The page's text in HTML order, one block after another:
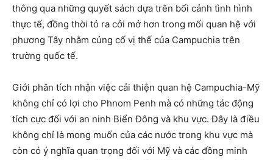
thông qua những quyết sách dựa trên bối cảnh tình hình
thực tế, đồng thời tỏ ra cởi mở hơn trong mối quan hệ với
phương Tây nhằm củng cố vị thế của Campuchia trên
trường quốc tế.
Giới phân tích nhận việc cải thiện quan hệ Campuchia-Mỹ
không chỉ có lợi cho Phnom Penh mà có những tác động
tích cực đối với an ninh Biển Đông và khu vực. Đây là điều
không chỉ là mong muốn của các nước trong khu vực mà
còn có ý nghĩa quan trọng đối với Mỹ và các đồng minh